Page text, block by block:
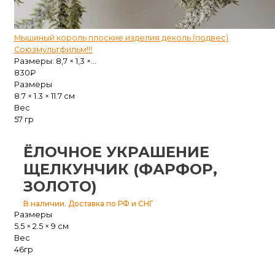
Мышиный король плоские изделия деколь (подвес)
Союзмультфильм!!!
Размеры: 8,7 × 1,3 ×...
830₽
Размеры
8.7 × 1.3 × 11.7 см
Вес
57 гр
ЁЛОЧНОЕ УКРАШЕНИЕ
ЩЕЛКУНЧИК (ФАРФОР,
ЗОЛОТО)
В наличии. Доставка по РФ и СНГ
Размеры
5.5 × 2.5 × 9 см
Вес
46гр